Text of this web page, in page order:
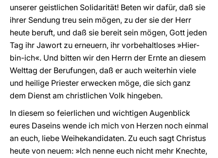
unserer geistlichen Solidarität! Beten wir dafür, daß sie
ihrer Sendung treu sein mögen, zu der sie der Herr
heute beruft, und daß sie bereit sein mögen, Gott jeden
Tag ihr Jawort zu erneuern, ihr vorbehaltloses »Hier-
bin-ich«. Und bitten wir den Herrn der Ernte an diesem
Welttag der Berufungen, daß er auch weiterhin viele
und heilige Priester erwecken möge, die sich ganz
dem Dienst am christlichen Volk hingeben.
In diesem so feierlichen und wichtigen Augenblick
eures Daseins wende ich mich von Herzen noch einmal
an euch, liebe Weihekandidaten. Zu euch sagt Christus
heute von neuem: »Ich nenne euch nicht mehr Knechte,